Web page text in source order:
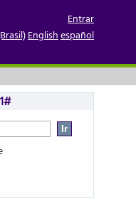
Entrar
Englishespañol